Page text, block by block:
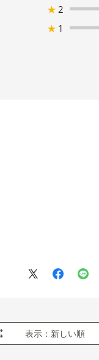
★ 2
★ 1
表示：新しい順